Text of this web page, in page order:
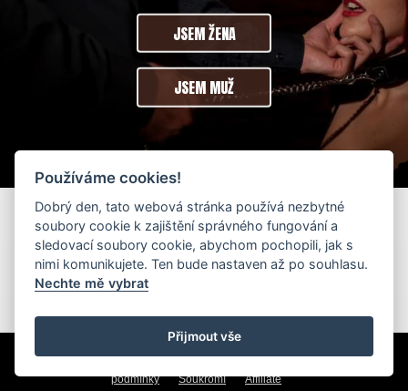
JSEM ŽENA
JSEM MUŽ
© 2017 - 2026 potrestajma.sk
podmínky
Soukromí Affiliate
Používáme cookies!
Dobrý den, tato webová stránka používá nezbytné
soubory cookie k zajištění správného fungování a
sledovací soubory cookie, abychom pochopili, jak s
nimi komunikujete. Ten bude nastaven až po souhlasu.
Nechte mě vybrat
Přijmout vše